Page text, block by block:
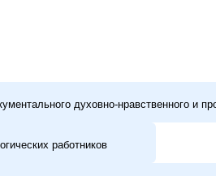
духовно-нравственного и
работников